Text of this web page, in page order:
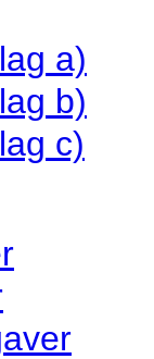
a)
b)
c)